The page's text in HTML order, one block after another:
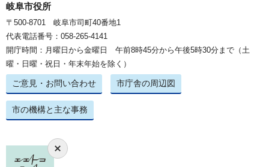
岐阜市役所
〒500-8701 岐阜市司町40番地1
代表電話番号：058-265-4141
開庁時間：月曜日から金曜日 午前8時45分から午後5時30分まで（土
曜・日曜・祝日・年末年始を除く）
ご意見・お問い合わせ 市庁舎の周辺図
市の機構と主な事務